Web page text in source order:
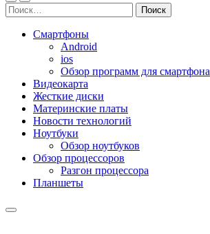
Найти:
Смартфоны
Android
ios
Обзор программ для смартфона
Видеокарта
Жесткие диски
Материнские платы
Новости технологий
Ноутбуки
Обзор ноутбуков
Обзор процессоров
Разгон процессора
Планшеты